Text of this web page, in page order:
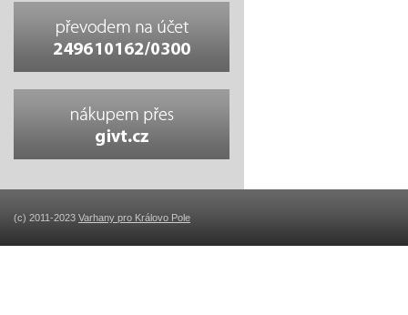
(c) 2011-2023 Varhany pro Královo Pole